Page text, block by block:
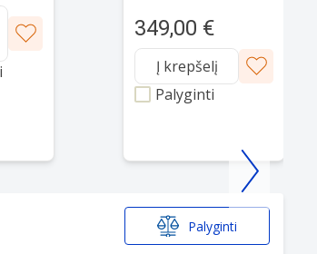
732.0
349,00 €
Į krepšelį
Palyginti
Palyginti